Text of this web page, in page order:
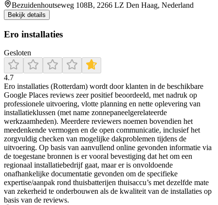
Bezuidenhoutseweg 108B, 2266 LZ Den Haag, Nederland
Bekijk details
Ero installaties
Gesloten
4.7
Ero installaties (Rotterdam) wordt door klanten in de beschikbare
Google Places reviews zeer positief beoordeeld, met nadruk op
professionele uitvoering, vlotte planning en nette oplevering van
installatieklussen (met name zonnepaneelgerelateerde
werkzaamheden). Meerdere reviewers noemen bovendien het
meedenkende vermogen en de open communicatie, inclusief het
zorgvuldig checken van mogelijke dakproblemen tijdens de
uitvoering. Op basis van aanvullend online gevonden informatie via
de toegestane bronnen is er vooral bevestiging dat het om een
regionaal installatiebedrijf gaat, maar er is onvoldoende
onafhankelijke documentatie gevonden om de specifieke
expertise/aanpak rond thuisbatterijen thuisaccu’s met dezelfde mate
van zekerheid te onderbouwen als de kwaliteit van de installaties op
basis van de reviews.